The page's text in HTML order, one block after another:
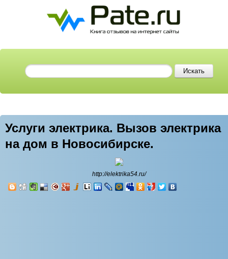
Услуги электрика. Вызов электрика
на дом в Новосибирске.
http://elektrika54.ru/